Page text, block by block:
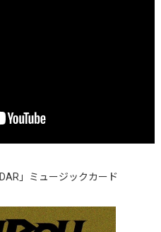
」ミュージックカード